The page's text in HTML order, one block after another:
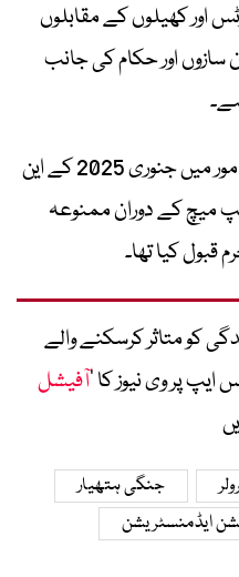
اور کھیلوں کے مقابلوں
سازوں اور حکام کی جانب
گزشتہ برس ایک شخص نے بالٹی مور میں جنوری 2025 کے این
میچ کے دوران ممنوعہ
قبول کیا تھا۔
کو متاثر کرسکنے والے
پر وی نیوز کا ’آفیشل
جنگی ہتھیار
ایڈمنسٹریشن